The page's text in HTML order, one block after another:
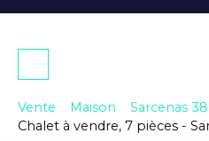
Vente Maison
Sarcenas
Chalet à vendre, 7 pièces -